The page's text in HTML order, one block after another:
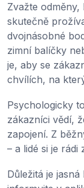
Zvažte
skutečně
dvojnásobné
zimní balíčky
je, aby se
chvílích, na
Psychologicky
zákazníci vědí,
zapojení. Z
– a lidé si je rádi
Důležitá je